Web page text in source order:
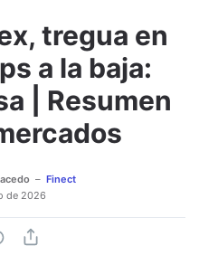
imagen Comentar
tregua en
a la baja:
| Resumen
Finect
de 2026